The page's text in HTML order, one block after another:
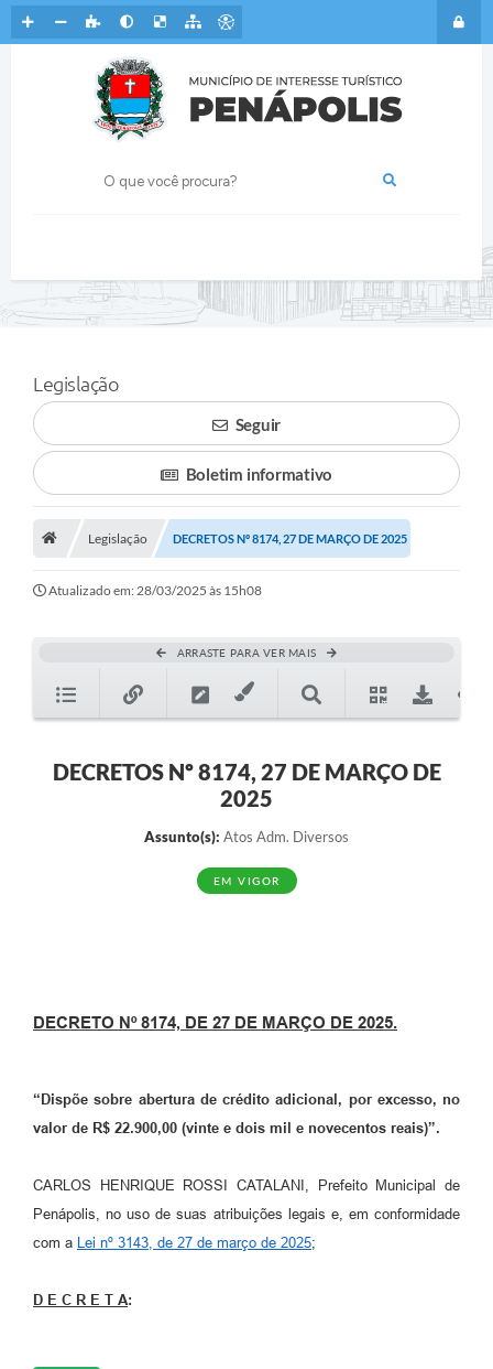
Legislação
Seguir
Boletim informativo
Legislação DECRETOS Nº 8174, 27 DE MARÇO DE 2025
Atualizado em: 28/03/2025 às 15h08
ARRASTE PARA VER MAIS
DECRETOS Nº 8174, 27 DE MARÇO DE
2025
Assunto(s): Atos Adm. Diversos
EM VIGOR
DECRETO Nº 8174, DE 27 DE MARÇO DE 2025.
“Dispõe sobre abertura de crédito adicional, por excesso, no
valor de R$ 22.900,00 (vinte e dois mil e novecentos reais)”.
CARLOS HENRIQUE ROSSI CATALANI, Prefeito Municipal de
Penápolis, no uso de suas atribuições legais e, em conformidade
com a Lei nº 3143, de 27 de março de 2025;
D E C R E T A: